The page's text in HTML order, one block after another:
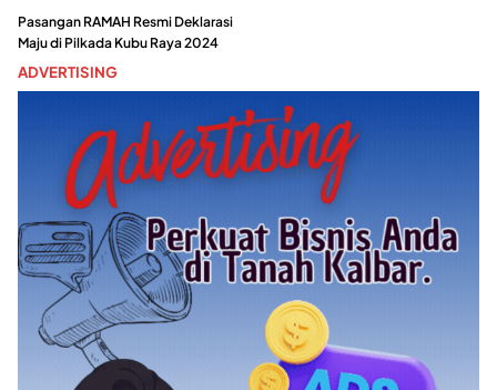
Pasangan RAMAH Resmi Deklarasi
Maju di Pilkada Kubu Raya 2024
ADVERTISING